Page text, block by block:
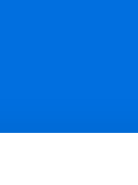
condiciones de